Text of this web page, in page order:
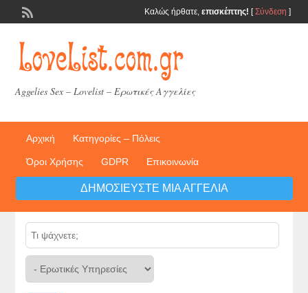
Καλώς ήρθατε, επισκέπτης! [Σύνδεση ]
Aggelies Sex – Lovelist – Ερωτικές Αγγελίες
Αρχική Κατηγορίες – Πόλεις
Όροι Χρήσης GDPR Επικοινωνία
ΔΗΜΟΣΙΕΎΣΤΕ ΜΙΑ ΑΓΓΕΛΊΑ